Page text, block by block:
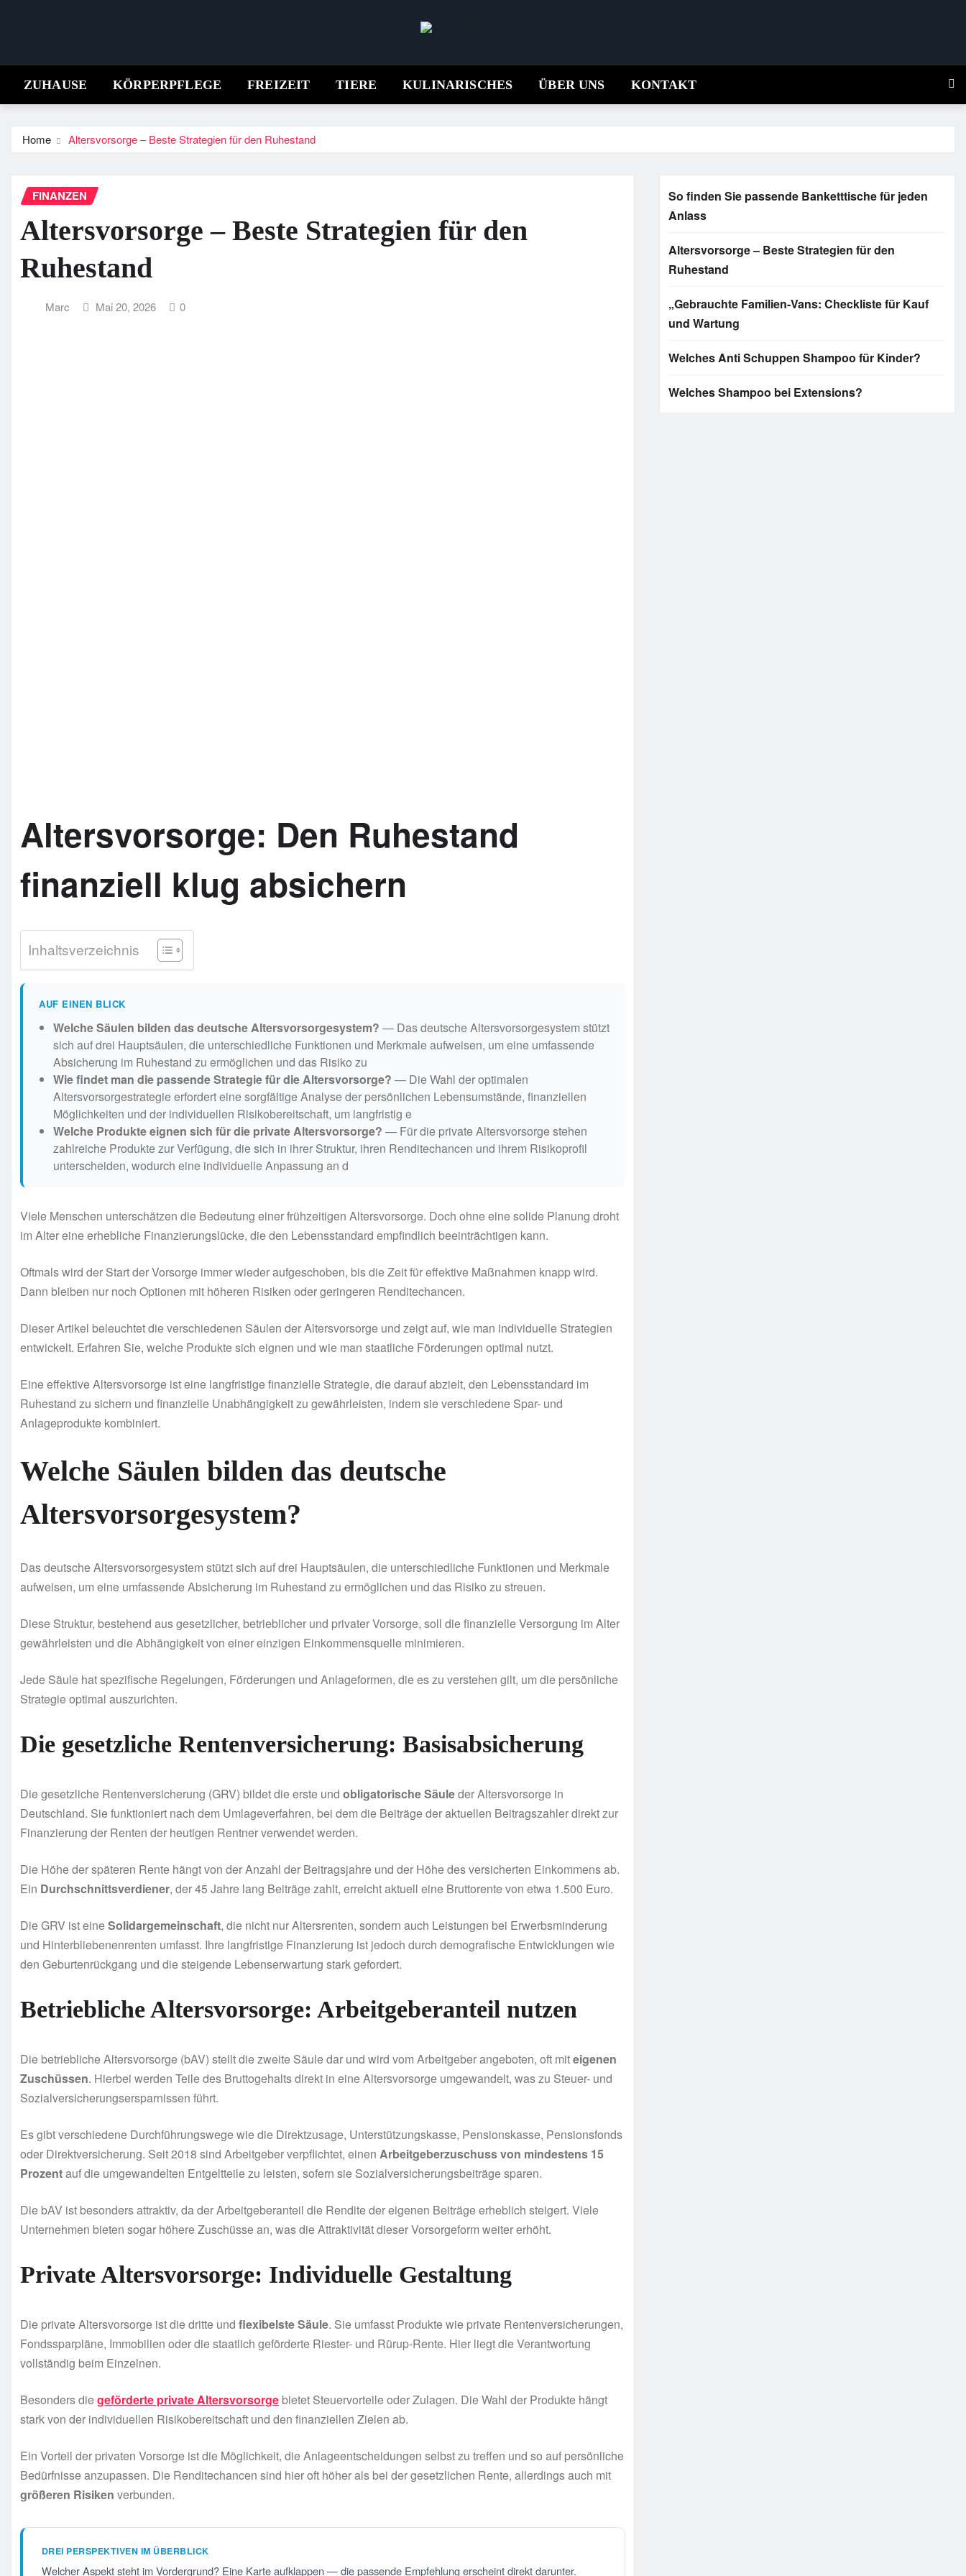
ZUHAUSE KÖRPERPFLEGE FREIZEIT TIERE KULINARISCHES ÜBER UNS KONTAKT
Home Altersvorsorge – Beste Strategien für den Ruhestand
FINANZEN
Altersvorsorge – Beste Strategien für den
Ruhestand
Marc Mai 20, 2026 0
Altersvorsorge: Den Ruhestand
finanziell klug absichern
Inhaltsverzeichnis
AUF EINEN BLICK
Welche Säulen bilden das deutsche Altersvorsorgesystem? — Das deutsche Altersvorsorgesystem stützt
sich auf drei Hauptsäulen, die unterschiedliche Funktionen und Merkmale aufweisen, um eine umfassende
Absicherung im Ruhestand zu ermöglichen und das Risiko zu
Wie findet man die passende Strategie für die Altersvorsorge? — Die Wahl der optimalen
Altersvorsorgestrategie erfordert eine sorgfältige Analyse der persönlichen Lebensumstände, finanziellen
Möglichkeiten und der individuellen Risikobereitschaft, um langfristig e
Welche Produkte eignen sich für die private Altersvorsorge? — Für die private Altersvorsorge stehen
zahlreiche Produkte zur Verfügung, die sich in ihrer Struktur, ihren Renditechancen und ihrem Risikoprofil
unterscheiden, wodurch eine individuelle Anpassung an d
Viele Menschen unterschätzen die Bedeutung einer frühzeitigen Altersvorsorge. Doch ohne eine solide Planung droht
im Alter eine erhebliche Finanzierungslücke, die den Lebensstandard empfindlich beeinträchtigen kann.
Oftmals wird der Start der Vorsorge immer wieder aufgeschoben, bis die Zeit für effektive Maßnahmen knapp wird.
Dann bleiben nur noch Optionen mit höheren Risiken oder geringeren Renditechancen.
Dieser Artikel beleuchtet die verschiedenen Säulen der Altersvorsorge und zeigt auf, wie man individuelle Strategien
entwickelt. Erfahren Sie, welche Produkte sich eignen und wie man staatliche Förderungen optimal nutzt.
Eine effektive Altersvorsorge ist eine langfristige finanzielle Strategie, die darauf abzielt, den Lebensstandard im
Ruhestand zu sichern und finanzielle Unabhängigkeit zu gewährleisten, indem sie verschiedene Spar- und
Anlageprodukte kombiniert.
Welche Säulen bilden das deutsche
Altersvorsorgesystem?
Das deutsche Altersvorsorgesystem stützt sich auf drei Hauptsäulen, die unterschiedliche Funktionen und Merkmale
aufweisen, um eine umfassende Absicherung im Ruhestand zu ermöglichen und das Risiko zu streuen.
Diese Struktur, bestehend aus gesetzlicher, betrieblicher und privater Vorsorge, soll die finanzielle Versorgung im Alter
gewährleisten und die Abhängigkeit von einer einzigen Einkommensquelle minimieren.
Jede Säule hat spezifische Regelungen, Förderungen und Anlageformen, die es zu verstehen gilt, um die persönliche
Strategie optimal auszurichten.
Die gesetzliche Rentenversicherung: Basisabsicherung
Die gesetzliche Rentenversicherung (GRV) bildet die erste und obligatorische Säuleder Altersvorsorge in
Deutschland. Sie funktioniert nach dem Umlageverfahren, bei dem die Beiträge der aktuellen Beitragszahler direkt zur
Finanzierung der Renten der heutigen Rentner verwendet werden.
Die Höhe der späteren Rente hängt von der Anzahl der Beitragsjahre und der Höhe des versicherten Einkommens ab.
Ein Durchschnittsverdiener, der 45 Jahre lang Beiträge zahlt, erreicht aktuell eine Bruttorente von etwa 1.500 Euro.
Die GRV ist eineSolidargemeinschaft, die nicht nur Altersrenten, sondern auch Leistungen bei Erwerbsminderung
und Hinterbliebenenrenten umfasst. Ihre langfristige Finanzierung ist jedoch durch demografische Entwicklungen wie
den Geburtenrückgang und die steigende Lebenserwartung stark gefordert.
Betriebliche Altersvorsorge: Arbeitgeberanteil nutzen
Die betriebliche Altersvorsorge (bAV) stellt die zweite Säule dar und wird vom Arbeitgeber angeboten, oft miteigenen
Zuschüssen. Hierbei werden Teile des Bruttogehalts direkt in eine Altersvorsorge umgewandelt, was zu Steuer- und
Sozialversicherungsersparnissen führt.
Es gibt verschiedene Durchführungswege wie die Direktzusage, Unterstützungskasse, Pensionskasse, Pensionsfonds
oder Direktversicherung. Seit 2018 sind Arbeitgeber verpflichtet, einen Arbeitgeberzuschuss von mindestens 15
Prozentauf die umgewandelten Entgeltteile zu leisten, sofern sie Sozialversicherungsbeiträge sparen.
Die bAV ist besonders attraktiv, da der Arbeitgeberanteil die Rendite der eigenen Beiträge erheblich steigert. Viele
Unternehmen bieten sogar höhere Zuschüsse an, was die Attraktivität dieser Vorsorgeform weiter erhöht.
Private Altersvorsorge: Individuelle Gestaltung
Die private Altersvorsorge ist die dritte und flexibelste Säule. Sie umfasst Produkte wie private Rentenversicherungen,
Fondssparpläne, Immobilien oder die staatlich geförderte Riester- und Rürup-Rente. Hier liegt die Verantwortung
vollständig beim Einzelnen.
Besonders diegeförderte private Altersvorsorge bietet Steuervorteile oder Zulagen. Die Wahl der Produkte hängt
stark von der individuellen Risikobereitschaft und den finanziellen Zielen ab.
Ein Vorteil der privaten Vorsorge ist die Möglichkeit, die Anlageentscheidungen selbst zu treffen und so auf persönliche
Bedürfnisse anzupassen. Die Renditechancen sind hier oft höher als bei der gesetzlichen Rente, allerdings auch mit
größeren Risiken verbunden.
DREI PERSPEKTIVEN IM ÜBERBLICK
Welcher Aspekt steht im Vordergrund? Eine Karte aufklappen — die passende Empfehlung erscheint direkt darunter.
So finden Sie passende Banketttische für jeden
Anlass
Altersvorsorge – Beste Strategien für den
Ruhestand
„Gebrauchte Familien-Vans: Checkliste für Kauf
und Wartung
Welches Anti Schuppen Shampoo für Kinder?
Welches Shampoo bei Extensions?